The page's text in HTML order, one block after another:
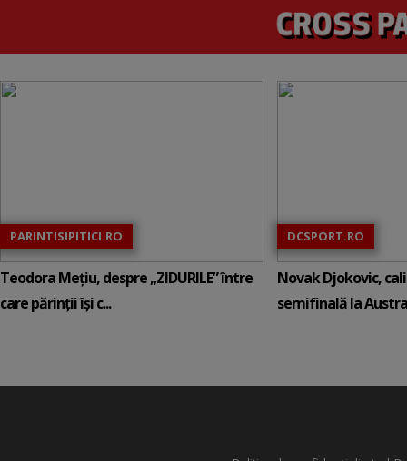
PARINTISIPITICI.RO
Teodora Mețiu, despre „ZIDURILE” între
care părinții își c...
DCSPORT.RO
Novak Djokovic,
semifinală la